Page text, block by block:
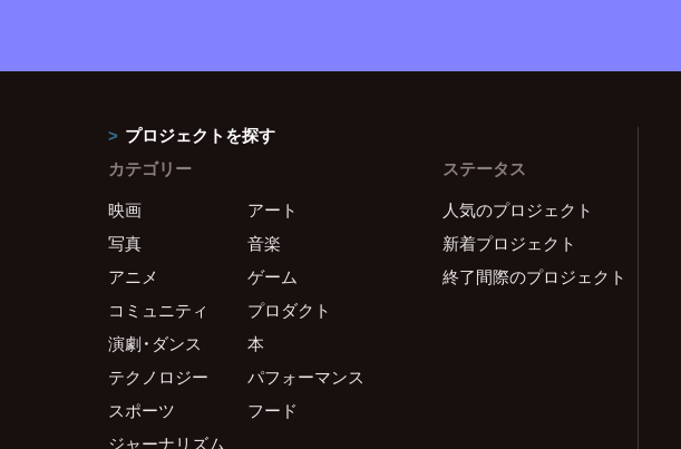
プロジェクトを探す
カテゴリー
映画
アート
写真
音楽
アニメ
ゲーム
コミュニティ
プロダクト
演劇・ダンス
本
テクノロジー
パフォーマンス
スポーツ
フード
ジャーナリズム
ステータス
人気のプロジェクト
新着プロジェクト
終了間際のプロジェクト